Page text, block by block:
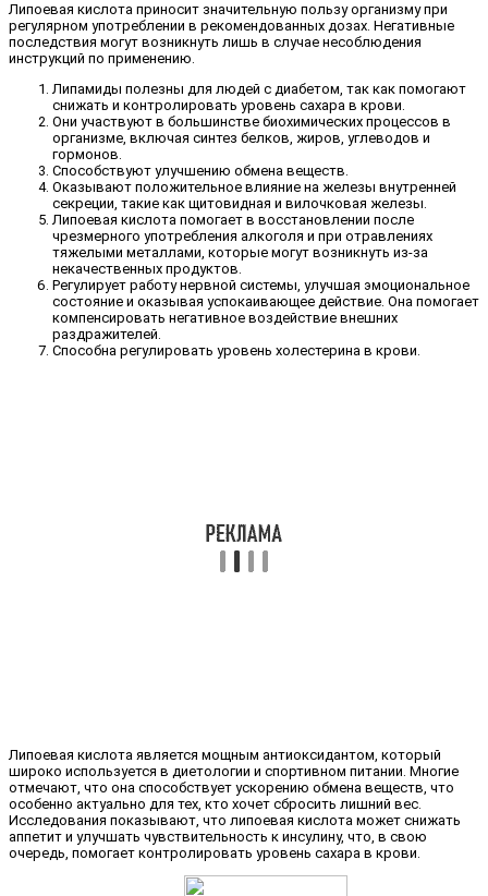
Липоевая кислота приносит значительную пользу организму при
регулярном употреблении в рекомендованных дозах. Негативные
последствия могут возникнуть лишь в случае несоблюдения
инструкций по применению.
Липамиды полезны для людей с диабетом, так как помогают
снижать и контролировать уровень сахара в крови.
Они участвуют в большинстве биохимических процессов в
организме, включая синтез белков, жиров, углеводов и
гормонов.
Способствуют улучшению обмена веществ.
Оказывают положительное влияние на железы внутренней
секреции, такие как щитовидная и вилочковая железы.
Липоевая кислота помогает в восстановлении после
чрезмерного употребления алкоголя и при отравлениях
тяжелыми металлами, которые могут возникнуть из-за
некачественных продуктов.
Регулирует работу нервной системы, улучшая эмоциональное
состояние и оказывая успокаивающее действие. Она помогает
компенсировать негативное воздействие внешних
раздражителей.
Способна регулировать уровень холестерина в крови.
Липоевая кислота является мощным антиоксидантом, который
широко используется в диетологии и спортивном питании. Многие
отмечают, что она способствует ускорению обмена веществ, что
особенно актуально для тех, кто хочет сбросить лишний вес.
Исследования показывают, что липоевая кислота может снижать
аппетит и улучшать чувствительность к инсулину, что, в свою
очередь, помогает контролировать уровень сахара в крови.